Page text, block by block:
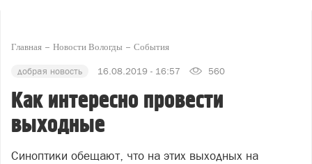
Главная Новости Вологды События
добрая новость 16.08.2019 - 16:57 560
Как интересно провести
выходные
Синоптики обещают, что на этих выходных на